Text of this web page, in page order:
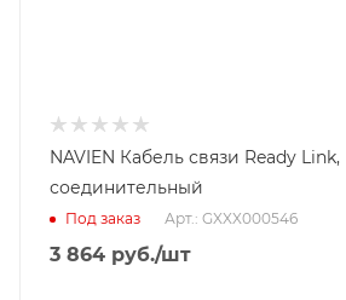
NAVIEN Кабель связи Ready Link,
соединительный
Под заказ Арт.: GXXX000546
3 864 руб./шт